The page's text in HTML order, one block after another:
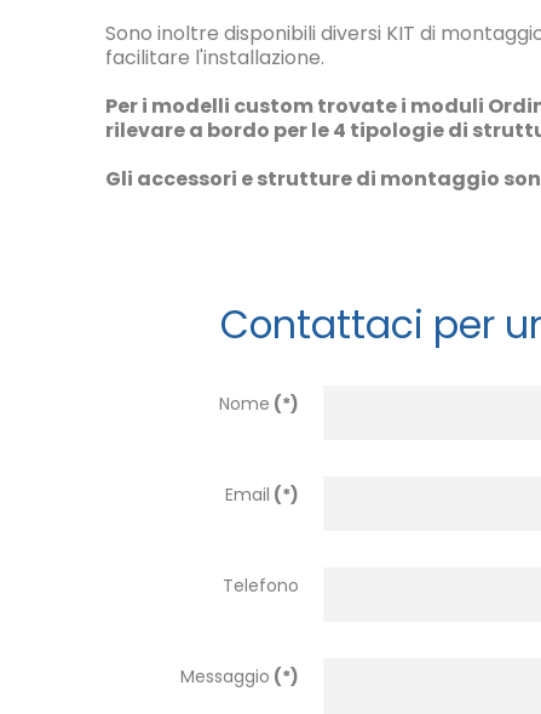
Sono inoltre disponibili diversi KIT di
facilitare l'installazione.
Per i modelli custom trovate i moduli
rilevare a bordo per le 4 tipologie di
Gli accessori e strutture di montaggio
Contattaci per
Nome (*)
Email (*)
Telefono
Messaggio (*)